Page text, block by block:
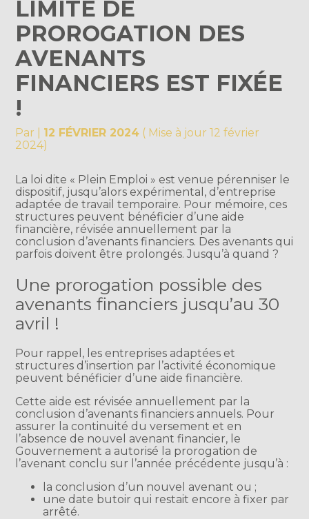
LIMITE DE
PROROGATION DES
AVENANTS
FINANCIERS EST FIXÉE
!
Par 12 FÉVRIER 2024 ( Mise à jour 12 février
2024)
La loi dite « Plein Emploi » est venue pérenniser le
dispositif, jusqu’alors expérimental, d’entreprise
adaptée de travail temporaire. Pour mémoire, ces
structures peuvent bénéficier d’une aide
financière, révisée annuellement par la
conclusion d’avenants financiers. Des avenants qui
parfois doivent être prolongés. Jusqu’à quand ?
Une prorogation possible des
avenants financiers jusqu’au 30
avril !
Pour rappel, les entreprises adaptées et
structures d’insertion par l’activité économique
peuvent bénéficier d’une aide financière.
Cette aide est révisée annuellement par la
conclusion d’avenants financiers annuels. Pour
assurer la continuité du versement et en
l’absence de nouvel avenant financier, le
Gouvernement a autorisé la prorogation de
l’avenant conclu sur l’année précédente jusqu’à :
la conclusion d’un nouvel avenant ou ;
une date butoir qui restait encore à fixer par
arrêté.